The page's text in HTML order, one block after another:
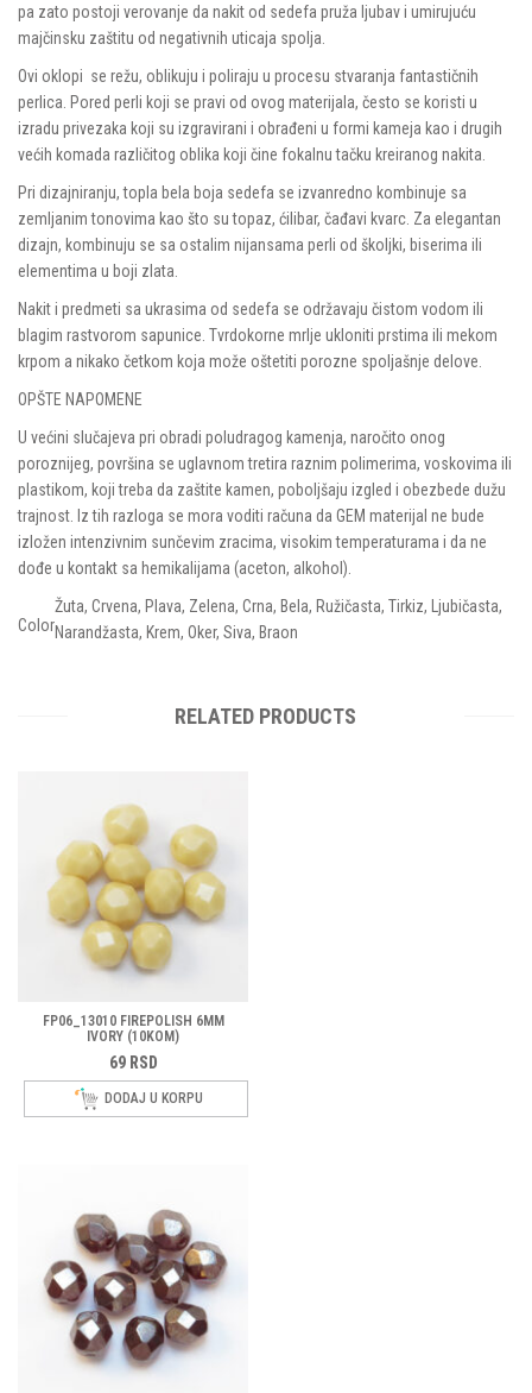
pa zato postoji verovanje da nakit od sedefa pruža ljubav i umirujuću
majčinsku zaštitu od negativnih uticaja spolja.
Ovi oklopi se režu, oblikuju i poliraju u procesu stvaranja fantastičnih
perlica. Pored perli koji se pravi od ovog materijala, često se koristi u
izradu privezaka koji su izgravirani i obrađeni u formi kameja kao i drugih
većih komada različitog oblika koji čine fokalnu tačku kreiranog nakita.
Pri dizajniranju, topla bela boja sedefa se izvanredno kombinuje sa
zemljanim tonovima kao što su topaz, ćilibar, čađavi kvarc. Za elegantan
dizajn, kombinuju se sa ostalim nijansama perli od školjki, biserima ili
elementima u boji zlata.
Nakit i predmeti sa ukrasima od sedefa se održavaju čistom vodom ili
blagim rastvorom sapunice. Tvrdokorne mrlje ukloniti prstima ili mekom
krpom a nikako četkom koja može oštetiti porozne spoljašnje delove.
OPŠTE NAPOMENE
U većini slučajeva pri obradi poludragog kamenja, naročito onog
poroznijeg, površina se uglavnom tretira raznim polimerima, voskovima ili
plastikom, koji treba da zaštite kamen, poboljšaju izgled i obezbede dužu
trajnost. Iz tih razloga se mora voditi računa da GEM materijal ne bude
izložen intenzivnim sunčevim zracima, visokim temperaturama i da ne
dođe u kontakt sa hemikalijama (aceton, alkohol).
Color
Žuta, Crvena, Plava, Zelena, Crna, Bela, Ružičasta, Tirkiz, Ljubičasta,
Narandžasta, Krem, Oker, Siva, Braon
RELATED PRODUCTS
FP06_13010 FIREPOLISH 6MM
IVORY (10KOM)
69 RSD
DODAJ U KORPU